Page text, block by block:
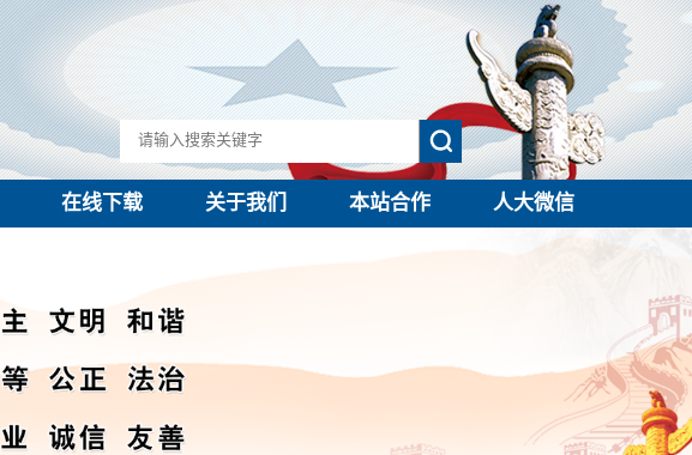
在线下载 关于我们 本站合作 人大微信